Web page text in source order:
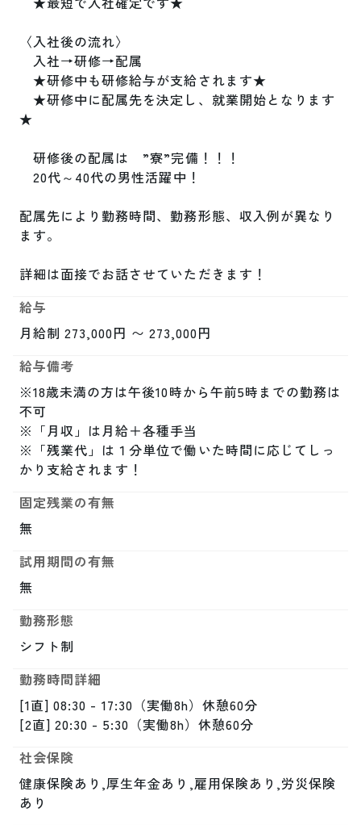
〈入社後の流れ〉
入社→研修→配属
★研修中も研修給与が支給されます★
★研修中に配属先を決定し、就業開始となります
★
研修後の配属は　”寮”完備！！！
20代～40代の男性活躍中！
配属先により勤務時間、勤務形態、収入例が異なり
ます。
詳細は面接でお話させていただきます！
給与
月給制 273,000円 〜 273,000円
給与備考
※18歳未満の方は午後10時から午前5時までの勤務は
不可
※「月収」は月給＋各種手当
※「残業代」は１分単位で働いた時間に応じてしっ
かり支給されます！
固定残業の有無
無
試用期間の有無
無
勤務形態
シフト制
勤務時間詳細
[1直] 08:30 - 17:30（実働8h）休憩60分
[2直] 20:30 - 5:30（実働8h）休憩60分
社会保険
健康保険あり,厚生年金あり,雇用保険あり,労災保険
あり